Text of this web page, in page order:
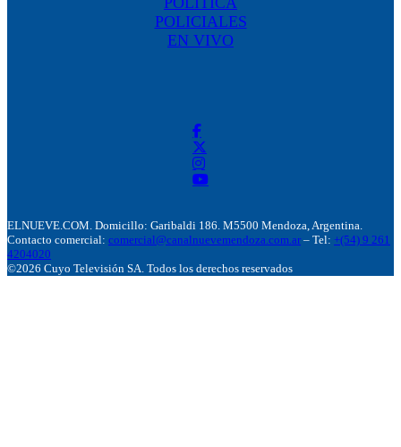
POLICIALES
EN VIVO
ELNUEVE.COM. Domicillo: Garibaldi 186. M5500 Mendoza, Argentina.
Contacto comercial: comercial@canalnuevemendoza.com.ar – Tel: +(54) 9 261
4204020
©2026 Cuyo Televisión SA. Todos los derechos reservados